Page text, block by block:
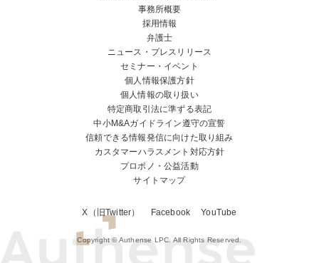
事務所概要
採用情報
弁護士
ニュース・プレスリリース
セミナー・イベント
個人情報保護方針
個人情報の取り扱い
特定商取引法に準ずる表記
中小M&Aガイドライン遵守の宣誓
信頼できる情報発信に向けた取り組み
カスタマーハラスメント対応方針
プロボノ・公益活動
サイトマップ
X（旧Twitter） Facebook YouTube
Copyright © Authense LPC. All Rights Reserved.